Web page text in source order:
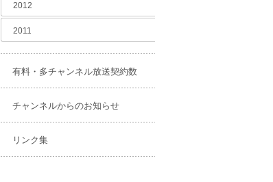
2012
2011
有料・多チャンネル放送契約数
チャンネルからのお知らせ
リンク集